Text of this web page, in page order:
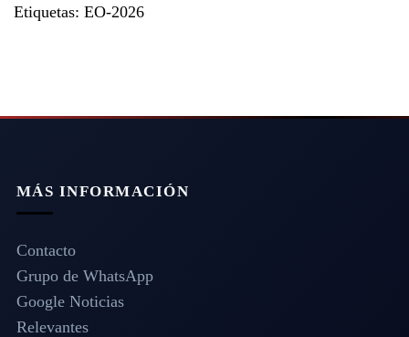
Etiquetas: EO-2026
MÁS INFORMACIÓN
Contacto
Grupo de WhatsApp
Google Noticias
Relevantes